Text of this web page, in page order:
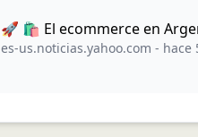
🚀 🛍️ El ecommerce en
es-us.noticias.yahoo.com - hace